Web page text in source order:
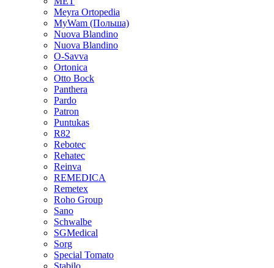
Meyra Ortopedia
MyWam (Польша)
Nuova Blandino
Nuova Blandino
O-Savva
Ortonica
Otto Bock
Panthera
Pardo
Patron
Puntukas
R82
Rebotec
Rehatec
Reinva
REMEDICA
Remetex
Roho Group
Sano
Schwalbe
SGMedical
Sorg
Special Tomato
Stabilo